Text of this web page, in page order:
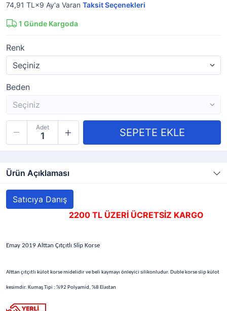
74,91 TL×9 Ay'a Varan Taksit Seçenekleri
1 Günde Kargoda
Renk
Beden
Adet
Ürün Açıklaması
Satıcıya Danış
2200 TL ÜZERİ ÜCRETSİZ KARGO
Emay 2019 Alttan Çıtçıtlı Slip Korse
Alttan çıtçıtlı külot korse midelidir ve beli kaymayı önleyici silikonludur. Duble korse slip külot
kesimdir. Kumaş Tipi : %92 Polyamid, %8 Elastan